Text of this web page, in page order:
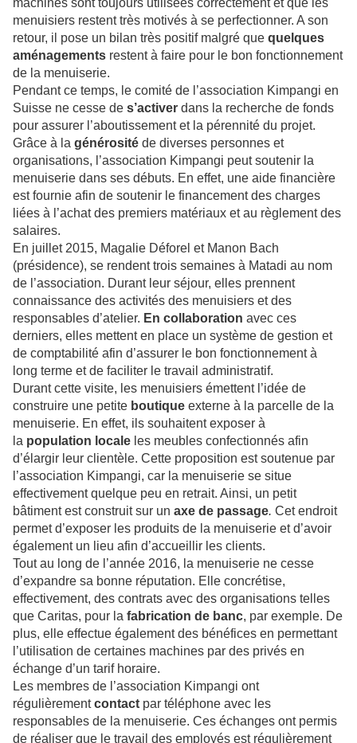
machines sont toujours utilisées correctement et que les
menuisiers restent très motivés à se perfectionner. A son
retour, il pose un bilan très positif malgré que quelques
aménagements restent à faire pour le bon fonctionnement
de la menuiserie.
Pendant ce temps, le comité de l’association Kimpangi en
Suisse ne cesse de s’activer dans la recherche de fonds
pour assurer l’aboutissement et la pérennité du projet.
Grâce à la générosité de diverses personnes et
organisations, l’association Kimpangi peut soutenir la
menuiserie dans ses débuts. En effet, une aide financière
est fournie afin de soutenir le financement des charges
liées à l’achat des premiers matériaux et au règlement des
salaires.
En juillet 2015, Magalie Déforel et Manon Bach
(présidence), se rendent trois semaines à Matadi au nom
de l’association. Durant leur séjour, elles prennent
connaissance des activités des menuisiers et des
responsables d’atelier. En collaboration avec ces
derniers, elles mettent en place un système de gestion et
de comptabilité afin d’assurer le bon fonctionnement à
long terme et de faciliter le travail administratif.
Durant cette visite, les menuisiers émettent l’idée de
construire une petite boutique externe à la parcelle de la
menuiserie. En effet, ils souhaitent exposer à
la population locale les meubles confectionnés afin
d’élargir leur clientèle. Cette proposition est soutenue par
l’association Kimpangi, car la menuiserie se situe
effectivement quelque peu en retrait. Ainsi, un petit
bâtiment est construit sur un axe de passage. Cet endroit
permet d’exposer les produits de la menuiserie et d’avoir
également un lieu afin d’accueillir les clients.
Tout au long de l’année 2016, la menuiserie ne cesse
d’expandre sa bonne réputation. Elle concrétise,
effectivement, des contrats avec des organisations telles
que Caritas, pour la fabrication de banc, par exemple. De
plus, elle effectue également des bénéfices en permettant
l’utilisation de certaines machines par des privés en
échange d’un tarif horaire.
Les membres de l’association Kimpangi ont
régulièrementcontact par téléphone avec les
responsables de la menuiserie. Ces échanges ont permis
de réaliser que le travail des employés est régulièrement